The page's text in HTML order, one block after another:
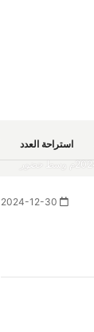
استراحة العدد
أوراق علمية ناقشت جهود الشيخ المحقق الخليلي اللغوية والأدبية... أمين عام مكتب الإفتاء يرعى احتفال جامعة نزوى باليوم العالمي للغة العربية 2024م وسط حضور